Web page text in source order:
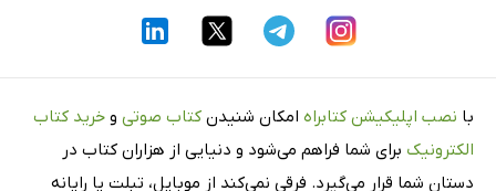
با نصب اپلیکیشن کتابراه امکان شنیدن کتاب صوتی و خرید کتاب
الکترونیک برای شما فراهم می‌شود و دنیایی از هزاران کتاب در
دستان شما قرار می‌گیرد. فرقی نمی‌کند از موبایل، تبلت یا رایانه